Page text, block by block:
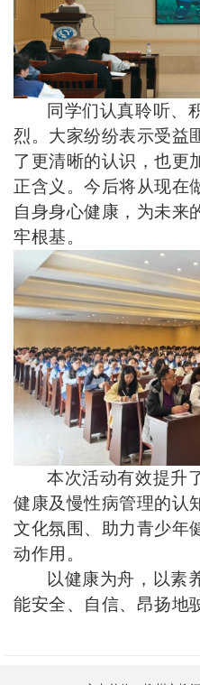
同学们认真聆听、
烈。大家纷纷表示受益
了更清晰的认识，也更
正含义。今后将从现在
自身身心健康，为未来
牢根基。
本次活动有效提升
健康及慢性病管理的认
文化氛围、助力青少年
动作用。
以健康为舟，以素
能安全、自信、昂扬地